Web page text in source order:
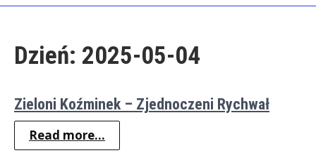
Dzień: 2025-05-04
Zieloni Koźminek – Zjednoczeni Rychwał
Read more...